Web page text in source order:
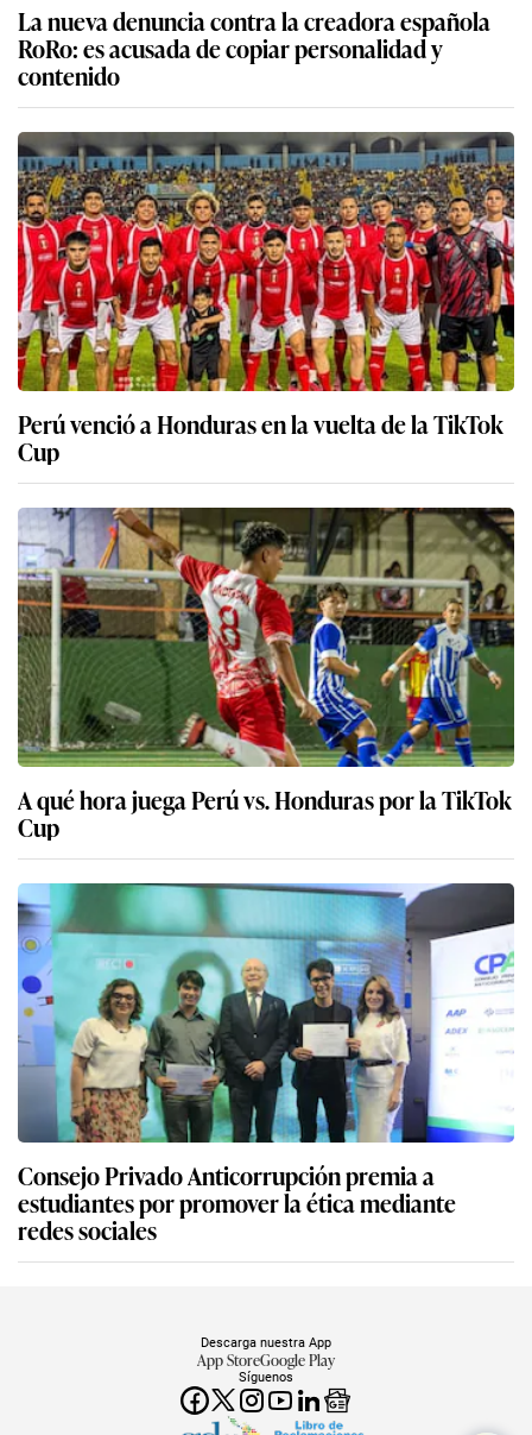
La nueva denuncia contra la creadora española
RoRo: es acusada de copiar personalidad y
contenido
Perú venció a Honduras en la vuelta de la TikTok
Cup
A qué hora juega Perú vs. Honduras por la TikTok
Cup
Consejo Privado Anticorrupción premia a
estudiantes por promover la ética mediante
redes sociales
Síguenos
Descarga nuestra App
App StoreGoogle Play